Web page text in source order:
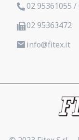
02 95361055 /
02 95363472
info@fitex.it